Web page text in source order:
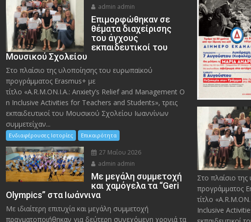
admin admin
Eπιμορφώθηκαν σε
θέματα διαχείρισης
του άγχους
εκπαιδευτικοί του
Μουσικού Σχολείου
Στο πλαίσιο της υλοποίησης του ευρωπαϊκού
προγράμματος Erasmus+ με
τίτλο «A.R.M.ON.I.A.: Anxiety’s Relief and Management O
n Inclusive Activities for Teachers and Students», τρεις
εκπαιδευτικοί του Μουσικού Σχολείου Ιωαννίνων
συμμετείχαν...
Ενδιαφέρουσες Ιστορίες Επικαιρότητα
27 Μαΐου 2026
admin admin
Με μεγάλη συμμετοχή
και χαμόγελα τα “Geri
Olympics” στα Ιωάννινα
Με ιδιαίτερη επιτυχία και μεγάλη συμμετοχή
πραγματοποιήθηκαν για δεύτερη συνεχόμενη χρονιά τα
Στο πλαίσιο
προγράμματος
τίτλο
Inclusive